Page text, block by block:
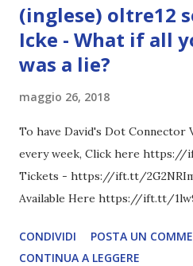
(inglese) oltre12
Icke - What if all
was a lie?
maggio 26, 2018
To have David's Dot Connector
every week, Click here
Tickets - https://ift.tt/
Available Here https://ift.tt/
COMPLETO - fonte
CONDIVIDI
POSTA UN
CONTINUA A LEGGERE